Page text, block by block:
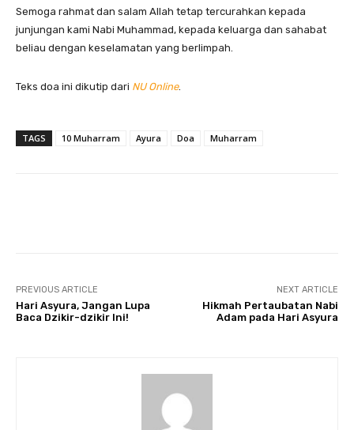
Semoga rahmat dan salam Allah tetap tercurahkan kepada
junjungan kami Nabi Muhammad, kepada keluarga dan sahabat
beliau dengan keselamatan yang berlimpah.
Teks doa ini dikutip dari NU Online.
TAGS 10 Muharram Ayura Doa Muharram
PREVIOUS ARTICLE
Hari Asyura, Jangan Lupa
Baca Dzikir-dzikir Ini!
NEXT ARTICLE
Hikmah Pertaubatan Nabi
Adam pada Hari Asyura